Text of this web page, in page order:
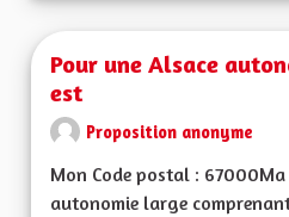
Pour une Alsace
est
Proposition anonyme
Mon Code postal :
autonomie large